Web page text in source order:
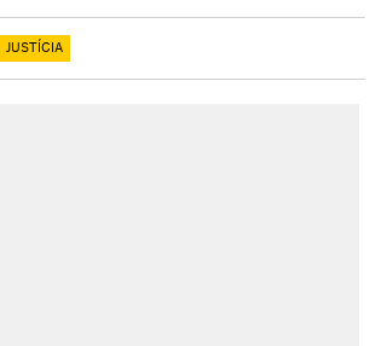
JUSTÍCIA